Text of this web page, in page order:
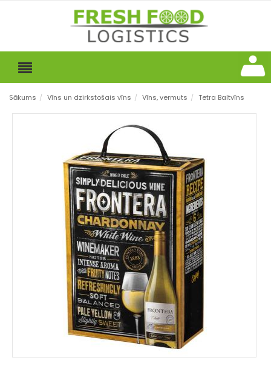
Sākums / Vīns un dzirkstošais vīns / Vīns, vermuts / Tetra Baltvīns